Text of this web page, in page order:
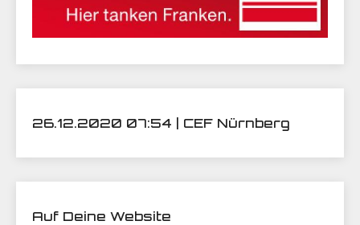
26.12.2020 07:54 | CEF Nürnberg
Auf Deine Website